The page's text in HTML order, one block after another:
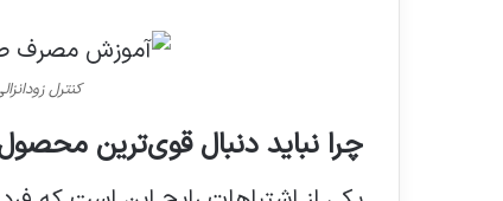
کنترل
چرا نباید دنبال قوی‌ترین